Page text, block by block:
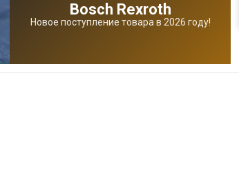
Bosсh Rexroth
Новое поступление товара в 2026 году!